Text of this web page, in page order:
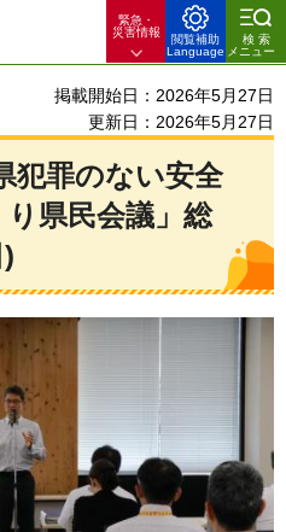
緊急・
災害情報
閲覧補助
Language
検索
メニュー
掲載開始日：2026年5月27日
更新日：2026年5月27日
犯罪のない安全
県民会議」総